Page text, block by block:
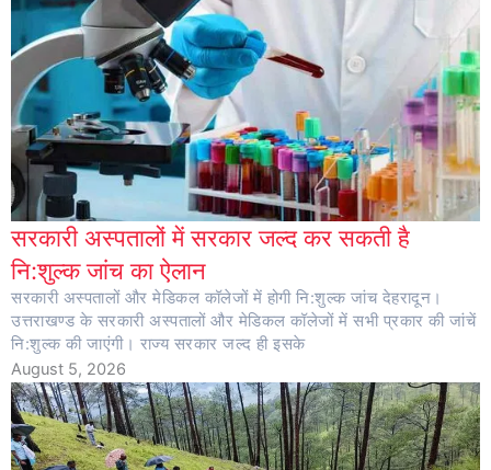
सरकारी अस्पतालों में सरकार जल्द कर सकती है
नि:शुल्क जांच का ऐलान
सरकारी अस्पतालों और मेडिकल कॉलेजों में होगी नि:शुल्क जांच देहरादून।
उत्तराखण्ड के सरकारी अस्पतालों और मेडिकल कॉलेजों में सभी प्रकार की जांचें
नि:शुल्क की जाएंगी। राज्य सरकार जल्द ही इसके
August 5, 2026